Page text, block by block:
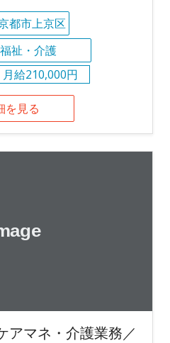
都市上京区
祉・介護
月給210,000円
を見る
アマネ・介護業務／